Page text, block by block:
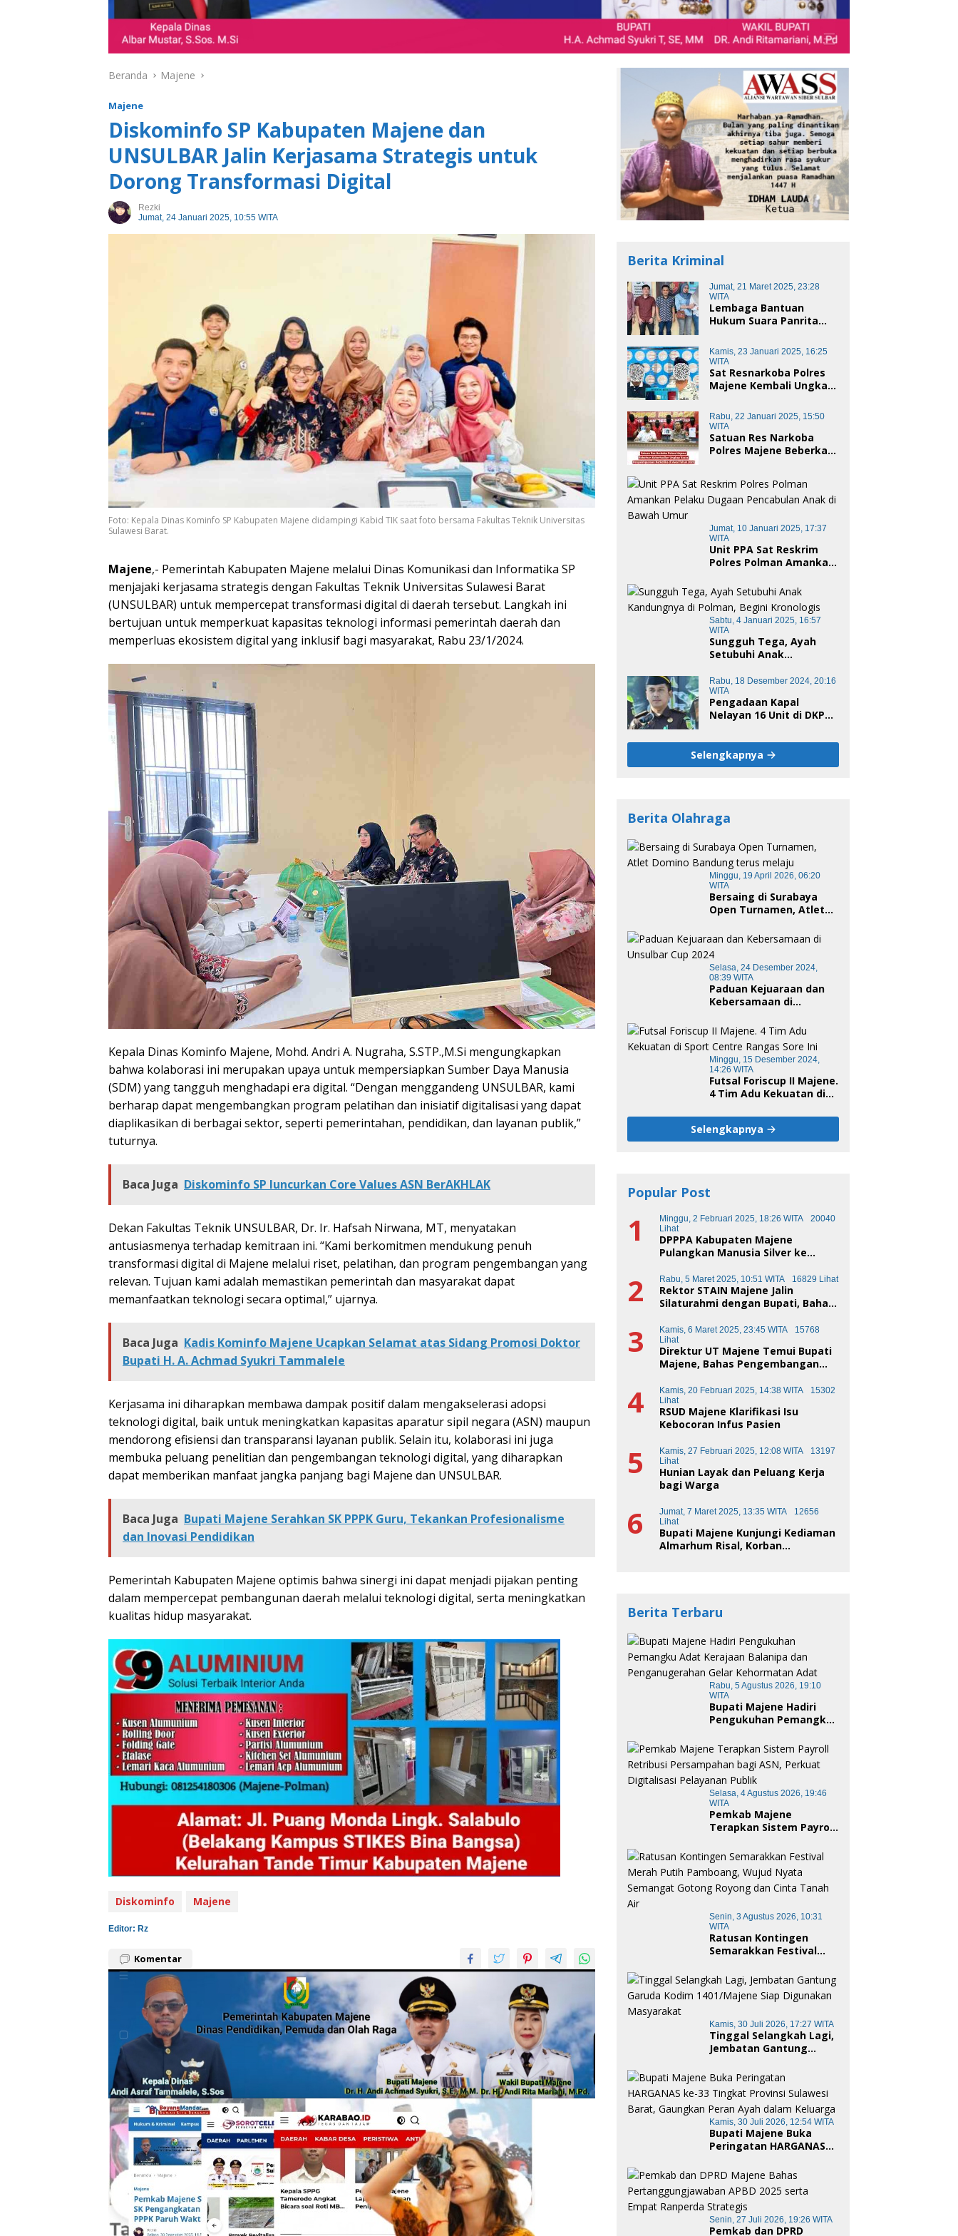
Beranda Majene
Majene
Diskominfo SP Kabupaten Majene dan
UNSULBAR Jalin Kerjasama Strategis untuk
Dorong Transformasi Digital
Rezki
Jumat, 24 Januari 2025, 10:55 WITA
Foto: Kepala Dinas Kominfo SP Kabupaten Majene didampingi Kabid TIK saat foto bersama Fakultas Teknik Universitas
Sulawesi Barat.
Majene,- Pemerintah Kabupaten Majene melalui Dinas Komunikasi dan Informatika SP
menjajaki kerjasama strategis dengan Fakultas Teknik Universitas Sulawesi Barat
(UNSULBAR) untuk mempercepat transformasi digital di daerah tersebut. Langkah ini
bertujuan untuk memperkuat kapasitas teknologi informasi pemerintah daerah dan
memperluas ekosistem digital yang inklusif bagi masyarakat, Rabu 23/1/2024.
Kepala Dinas Kominfo Majene, Mohd. Andri A. Nugraha, S.STP.,M.Si mengungkapkan
bahwa kolaborasi ini merupakan upaya untuk mempersiapkan Sumber Daya Manusia
(SDM) yang tangguh menghadapi era digital. “Dengan menggandeng UNSULBAR, kami
berharap dapat mengembangkan program pelatihan dan inisiatif digitalisasi yang dapat
diaplikasikan di berbagai sektor, seperti pemerintahan, pendidikan, dan layanan publik,”
tuturnya.
Baca Juga Diskominfo SP luncurkan Core Values ASN BerAKHLAK
Dekan Fakultas Teknik UNSULBAR, Dr. Ir. Hafsah Nirwana, MT, menyatakan
antusiasmenya terhadap kemitraan ini. “Kami berkomitmen mendukung penuh
transformasi digital di Majene melalui riset, pelatihan, dan program pengembangan yang
relevan. Tujuan kami adalah memastikan pemerintah dan masyarakat dapat
memanfaatkan teknologi secara optimal,” ujarnya.
Baca Juga Kadis Kominfo Majene Ucapkan Selamat atas Sidang Promosi Doktor
Bupati H. A. Achmad Syukri Tammalele
Kerjasama ini diharapkan membawa dampak positif dalam mengakselerasi adopsi
teknologi digital, baik untuk meningkatkan kapasitas aparatur sipil negara (ASN) maupun
mendorong efisiensi dan transparansi layanan publik. Selain itu, kolaborasi ini juga
membuka peluang penelitian dan pengembangan teknologi digital, yang diharapkan
dapat memberikan manfaat jangka panjang bagi Majene dan UNSULBAR.
Baca Juga Bupati Majene Serahkan SK PPPK Guru, Tekankan Profesionalisme
dan Inovasi Pendidikan
Pemerintah Kabupaten Majene optimis bahwa sinergi ini dapat menjadi pijakan penting
dalam mempercepat pembangunan daerah melalui teknologi digital, serta meningkatkan
kualitas hidup masyarakat.
Diskominfo Majene
Editor: Rz
Komentar
Berita Kriminal
Jumat, 21 Maret 2025, 23:28
WITA
Lembaga Bantuan
Hukum Suara Panrita
Dampingi Korban
Dugaan Pencemaran
Nama Baik dan
penggelapan di Polres
Kamis, 23 Januari 2025, 16:25
WITA
Sat Resnarkoba Polres
Majene Kembali Ungkap
Narkoba Jenis Sabu, Dua
Pelaku Diamankan
Rabu, 22 Januari 2025, 15:50
WITA
Satuan Res Narkoba
Polres Majene Beberkan
Narkotika di Awal Tahun
2025
Jumat, 10 Januari 2025, 17:37
WITA
Unit PPA Sat Reskrim
Polres Polman Amankan
Pencabulan Anak di
Bawah Umur
Sabtu, 4 Januari 2025, 16:57
WITA
Sungguh Tega, Ayah
Setubuhi Anak
Begini Kronologis
Rabu, 18 Desember 2024, 20:16
WITA
Pengadaan Kapal
Nelayan 16 Unit di DKP
Tersangka
Selengkapnya
Berita Olahraga
Minggu, 19 April 2026, 06:20
WITA
Bersaing di Surabaya
Open Turnamen, Atlet
melaju
Selasa, 24 Desember 2024,
08:39 WITA
Paduan Kejuaraan dan
Kebersamaan di
Minggu, 15 Desember 2024,
14:26 WITA
Futsal Foriscup II Majene.
4 Tim Adu Kekuatan di
Sore Ini
Selengkapnya
Popular Post
1 Minggu, 2 Februari 2025, 18:26 WITA
20040
Lihat
DPPPA Kabupaten Majene
Pulangkan Manusia Silver ke
2 Rabu, 5 Maret 2025, 10:51 WITA 16829 Lihat
Rektor STAIN Majene Jalin
Silaturahmi dengan Bupati, Bahas
3 Kamis, 6 Maret 2025, 23:45 WITA
15768
Lihat
Direktur UT Majene Temui Bupati
Majene, Bahas Pengembangan
4 Kamis, 20 Februari 2025, 14:38 WITA
15302
Lihat
RSUD Majene Klarifikasi Isu
Kebocoran Infus Pasien
5 Kamis, 27 Februari 2025, 12:08 WITA
13197
Lihat
Hunian Layak dan Peluang Kerja
bagi Warga
6 Jumat, 7 Maret 2025, 13:35 WITA
12656
Lihat
Bupati Majene Kunjungi Kediaman
Almarhum Risal, Korban
Berita Terbaru
Rabu, 5 Agustus 2026, 19:10
WITA
Bupati Majene Hadiri
Pengukuhan Pemangku
dan Penganugerahan
Gelar Kehormatan Adat
Selasa, 4 Agustus 2026, 19:46
WITA
Pemkab Majene
Terapkan Sistem Payroll
bagi ASN, Perkuat
Digitalisasi Pelayanan
Publik
Senin, 3 Agustus 2026, 10:31
WITA
Ratusan Kontingen
Semarakkan Festival
Wujud Nyata Semangat
Gotong Royong dan
Cinta Tanah Air
Kamis, 30 Juli 2026, 17:27 WITA
Tinggal Selangkah Lagi,
Jembatan Gantung
1401/Majene Siap
Digunakan Masyarakat
Kamis, 30 Juli 2026, 12:54 WITA
Bupati Majene Buka
Peringatan HARGANAS
Sulawesi Barat,
Gaungkan Peran Ayah
dalam Keluarga
Senin, 27 Juli 2026, 19:26 WITA
Pemkab dan DPRD